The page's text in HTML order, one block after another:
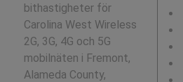
bithastigheter för
Carolina West Wireless
2G, 3G, 4G och 5G
mobilnäten i Fremont,
Alameda County,